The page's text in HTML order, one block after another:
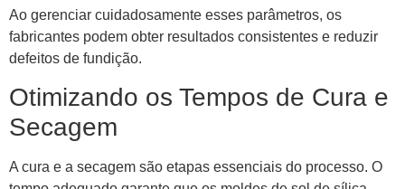
Ao gerenciar cuidadosamente esses parâmetros, os
fabricantes podem obter resultados consistentes e reduzir
defeitos de fundição.
Otimizando os Tempos de Cura e
Secagem
A cura e a secagem são etapas essenciais do processo. O